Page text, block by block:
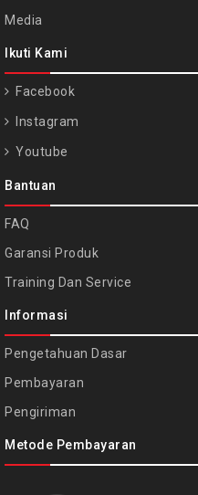
Media
Ikuti Kami
Facebook
Instagram
Youtube
Bantuan
FAQ
Garansi Produk
Training Dan Service
Informasi
Pengetahuan Dasar
Pembayaran
Pengiriman
Metode Pembayaran